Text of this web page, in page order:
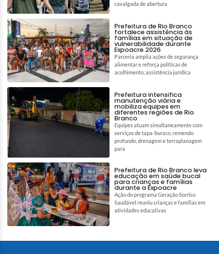
cavalgada de abertura
Prefeitura de Rio Branco
fortalece assistência às
famílias em situação de
vulnerabilidade durante
Expoacre 2026
Parceria amplia ações de segurança
alimentar e reforça políticas de
acolhimento, assistência jurídica
Prefeitura intensifica
manutenção viária e
mobiliza equipes em
diferentes regiões de Rio
Branco
Equipes atuam simultaneamente com
serviços de tapa-buraco, remendo
profundo, drenagem e terraplanagem
para
Prefeitura de Rio Branco leva
educação em saúde bucal
para crianças e famílias
durante a Expoacre
Ação do programa Geração Sorriso
Saudável reuniu crianças e famílias em
atividades educativas